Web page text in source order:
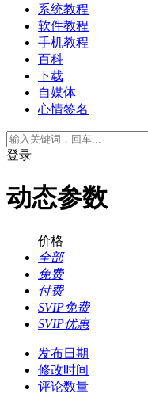
系统教程
软件教程
手机教程
百科
下载
自媒体
心情签名
登录
动态参数
价格
全部
免费
付费
SVIP免费
SVIP优惠
发布日期
修改时间
评论数量